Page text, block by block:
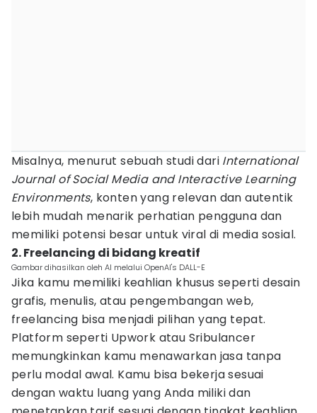
Misalnya, menurut sebuah studi dari International
Journal of Social Media and Interactive Learning
Environments, konten yang relevan dan autentik
lebih mudah menarik perhatian pengguna dan
memiliki potensi besar untuk viral di media sosial.
2. Freelancing di bidang kreatif
Gambar dihasilkan oleh AI melalui OpenAI's DALL-E
Jika kamu memiliki keahlian khusus seperti desain
grafis, menulis, atau pengembangan web,
freelancing bisa menjadi pilihan yang tepat.
Platform seperti Upwork atau Sribulancer
memungkinkan kamu menawarkan jasa tanpa
perlu modal awal. Kamu bisa bekerja sesuai
dengan waktu luang yang Anda miliki dan